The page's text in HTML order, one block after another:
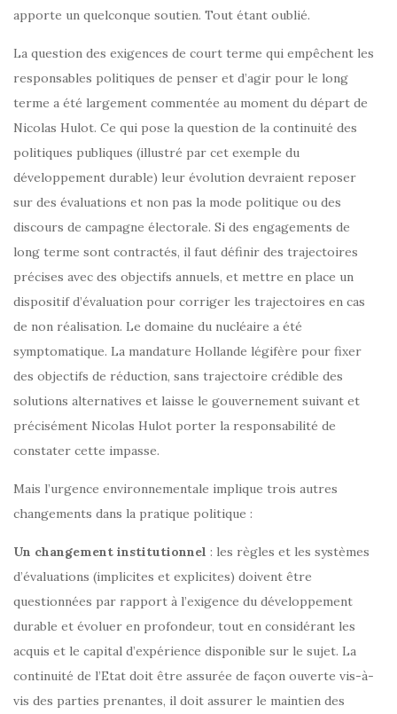
apporte un quelconque soutien. Tout étant oublié.
La question des exigences de court terme qui empêchent les
responsables politiques de penser et d’agir pour le long
terme a été largement commentée au moment du départ de
Nicolas Hulot. Ce qui pose la question de la continuité des
politiques publiques (illustré par cet exemple du
développement durable) leur évolution devraient reposer
sur des évaluations et non pas la mode politique ou des
discours de campagne électorale. Si des engagements de
long terme sont contractés, il faut définir des trajectoires
précises avec des objectifs annuels, et mettre en place un
dispositif d’évaluation pour corriger les trajectoires en cas
de non réalisation. Le domaine du nucléaire a été
symptomatique. La mandature Hollande légifère pour fixer
des objectifs de réduction, sans trajectoire crédible des
solutions alternatives et laisse le gouvernement suivant et
précisément Nicolas Hulot porter la responsabilité de
constater cette impasse.
Mais l’urgence environnementale implique trois autres
changements dans la pratique politique :
Un changement institutionnel : les règles et les systèmes
d’évaluations (implicites et explicites) doivent être
questionnées par rapport à l’exigence du développement
durable et évoluer en profondeur, tout en considérant les
acquis et le capital d’expérience disponible sur le sujet. La
continuité de l’Etat doit être assurée de façon ouverte vis-à-
vis des parties prenantes, il doit assurer le maintien des